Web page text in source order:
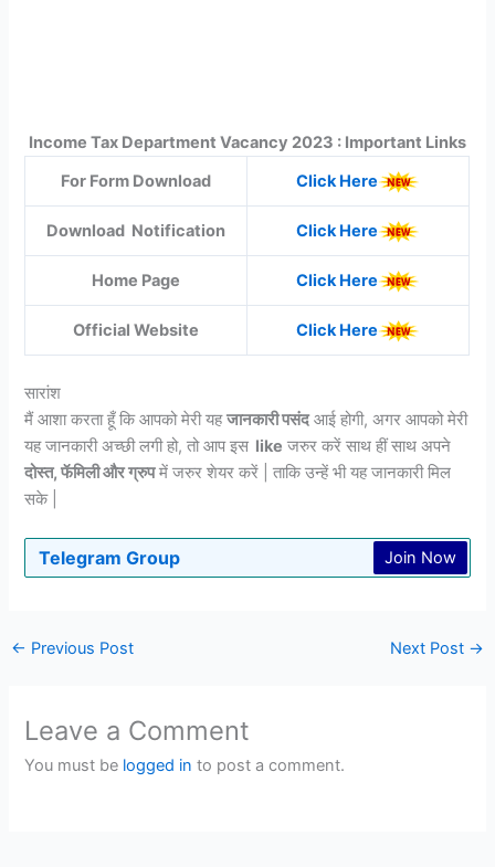
Income Tax Department Vacancy 2023 : Important Links
For Form Download
Click Here
Download Notification Click Here
Home Page Click Here
Official Website Click Here
सारांश
मैं आशा करता हूँ कि आपको मेरी यहजानकारी पसंदआई होगी, अगर आपको मेरी
यह जानकारी अच्छी लगी हो, तो आप इस like जरुर करें साथ हीं साथ अपने
दोस्त, फॅमिली और ग्रुपमें जरुर शेयर करें | ताकि उन्हें भी यह जानकारी मिल
सके |
Telegram Group Join Now
← Previous Post Next Post →
Leave a Comment
You must be logged in to post a comment.